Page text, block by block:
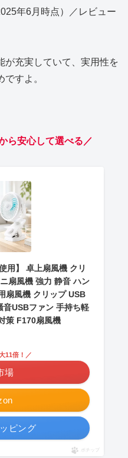
年6月時点）／レビュー
が充実していて、実用性を
すよ。
ら安心して選べる／
用】 卓上扇風機 クリ
扇風機 強力 静音 ハン
扇風機 クリップ USB
音USBファン 手持ち軽
策 F170扇風機
11倍！／
場
ピング
ポチップ